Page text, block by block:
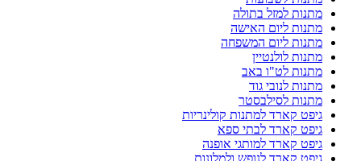
מתנות למזל בתולה
מתנות ליום האישה
מתנות ליום המשפחה
מתנות לולנטיין
מתנות לט"ו באב
מתנות לנובי גוד
מתנות לסילבסטר
גיפט קארד למתנות קולינריות
גיפט קארד לבתי ספא
גיפט קארד למותגי אופנה
גיפט קארד לנופש ולמלונות